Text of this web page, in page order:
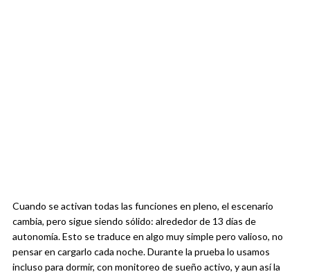
Cuando se activan todas las funciones en pleno, el escenario
cambia, pero sigue siendo sólido: alrededor de 13 días de
autonomía. Esto se traduce en algo muy simple pero valioso, no
pensar en cargarlo cada noche. Durante la prueba lo usamos
incluso para dormir, con monitoreo de sueño activo, y aun así la